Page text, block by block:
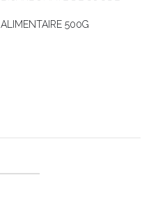
ALIMENTAIRE 500G